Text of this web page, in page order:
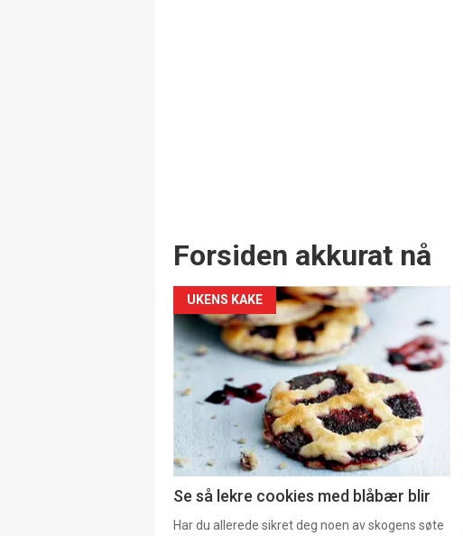
Forsiden akkurat nå
UKENS KAKE
Se så lekre cookies med blåbær blir
Har du allerede sikret deg noen av skogens søte